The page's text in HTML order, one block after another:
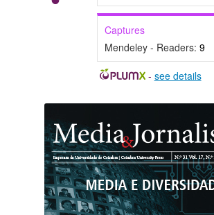
Captures
Mendeley - Readers: 9
- see details